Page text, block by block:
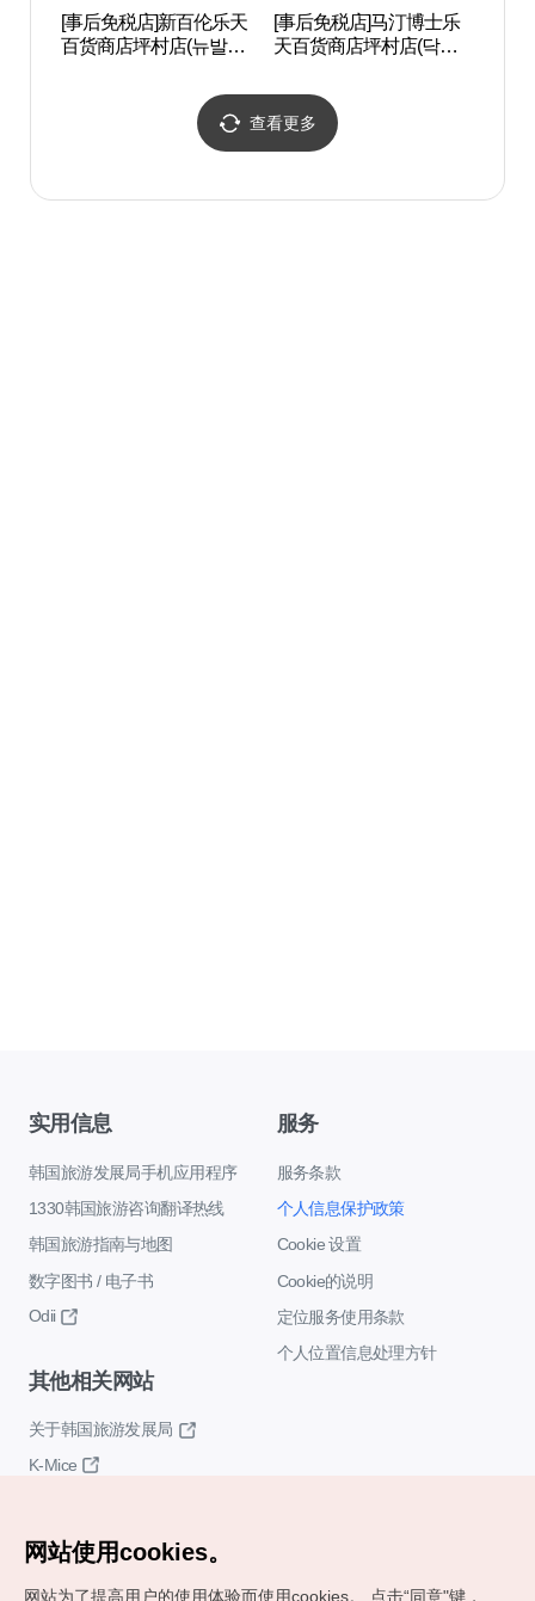
[事后免税店]新百伦乐天
百货商店坪村店(뉴발란
[事后免税店]马汀博士乐
天百货商店坪村店(닥터
查看更多
实用信息
韩国旅游发展局手机应用程序
1330韩国旅游咨询翻译热线
韩国旅游指南与地图
数字图书 / 电子书
Odii
服务
服务条款
个人信息保护政策
Cookie 设置
Cookie的说明
定位服务使用条款
个人位置信息处理方针
其他相关网站
关于韩国旅游发展局
K-Mice
网站使用cookies。
网站为了提高用户的使用体验而使用cookies。 点击“同意"键，